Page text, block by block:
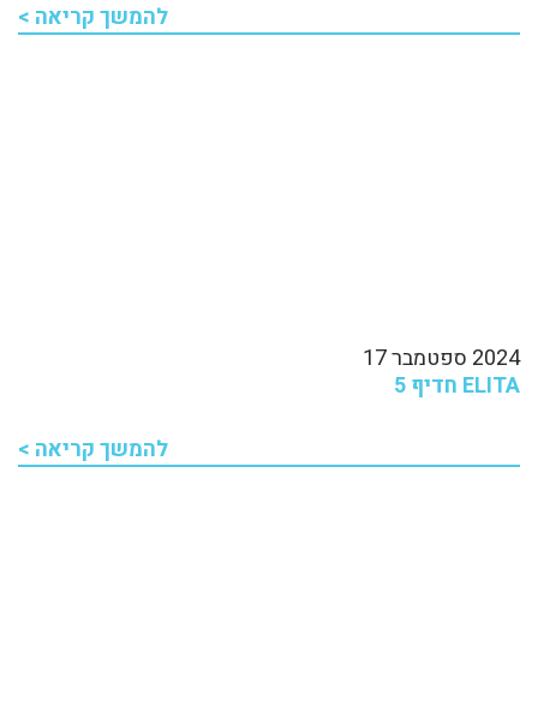
להמשך קריאה >
2024 ספטמבר 17
ELITA חדיף 5
להמשך קריאה >